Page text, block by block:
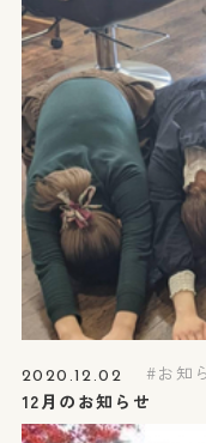
2020.12.02
お知
12月のお知らせ